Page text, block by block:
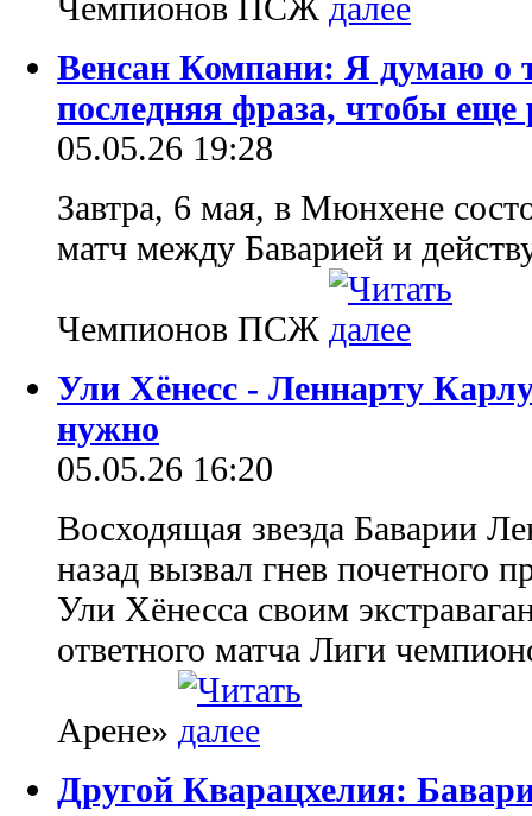
Венсан Компани: Я думаю о
последняя фраза, чтобы еще
05.05.26 19:28
Завтра, 6 мая, в Мюнхене
матч между Баварией и
Чемпионов ПСЖ
Ули Хёнесс - Леннарту
нужно
05.05.26 16:20
Восходящая звезда Баварии
назад вызвал гнев почетного
Ули Хёнесса своим
ответного матча Лиги
Арене»
Другой Кварацхелия: